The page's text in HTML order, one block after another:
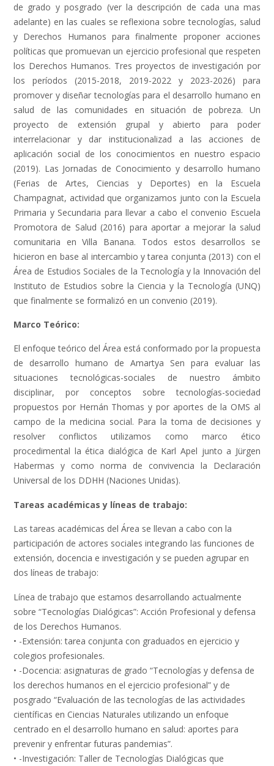
de grado y posgrado (ver la descripción de cada una mas
adelante) en las cuales se reflexiona sobre tecnologías, salud
y Derechos Humanos para finalmente proponer acciones
políticas que promuevan un ejercicio profesional que respeten
los Derechos Humanos. Tres proyectos de investigación por
los períodos (2015-2018, 2019-2022 y 2023-2026) para
promover y diseñar tecnologías para el desarrollo humano en
salud de las comunidades en situación de pobreza. Un
proyecto de extensión grupal y abierto para poder
interrelacionar y dar institucionalizad a las acciones de
aplicación social de los conocimientos en nuestro espacio
(2019). Las Jornadas de Conocimiento y desarrollo humano
(Ferias de Artes, Ciencias y Deportes) en la Escuela
Champagnat, actividad que organizamos junto con la Escuela
Primaria y Secundaria para llevar a cabo el convenio Escuela
Promotora de Salud (2016) para aportar a mejorar la salud
comunitaria en Villa Banana. Todos estos desarrollos se
hicieron en base al intercambio y tarea conjunta (2013) con el
Área de Estudios Sociales de la Tecnología y la Innovación del
Instituto de Estudios sobre la Ciencia y la Tecnología (UNQ)
que finalmente se formalizó en un convenio (2019).
Marco Teórico:
El enfoque teórico del Área está conformado por la propuesta
de desarrollo humano de Amartya Sen para evaluar las
situaciones tecnológicas-sociales de nuestro ámbito
disciplinar, por conceptos sobre tecnologías-sociedad
propuestos por Hernán Thomas y por aportes de la OMS al
campo de la medicina social. Para la toma de decisiones y
resolver conflictos utilizamos como marco ético
procedimental la ética dialógica de Karl Apel junto a Jürgen
Habermas y como norma de convivencia la Declaración
Universal de los DDHH (Naciones Unidas).
Tareas académicas y líneas de trabajo:
Las tareas académicas del Área se llevan a cabo con la
participación de actores sociales integrando las funciones de
extensión, docencia e investigación y se pueden agrupar en
dos líneas de trabajo:
Línea de trabajo que estamos desarrollando actualmente
sobre “Tecnologías Dialógicas”: Acción Profesional y defensa
de los Derechos Humanos.
• -Extensión: tarea conjunta con graduados en ejercicio y
colegios profesionales.
• -Docencia: asignaturas de grado “Tecnologías y defensa de
los derechos humanos en el ejercicio profesional” y de
posgrado “Evaluación de las tecnologías de las actividades
científicas en Ciencias Naturales utilizando un enfoque
centrado en el desarrollo humano en salud: aportes para
prevenir y enfrentar futuras pandemias”.
• -Investigación: Taller de Tecnologías Dialógicas que